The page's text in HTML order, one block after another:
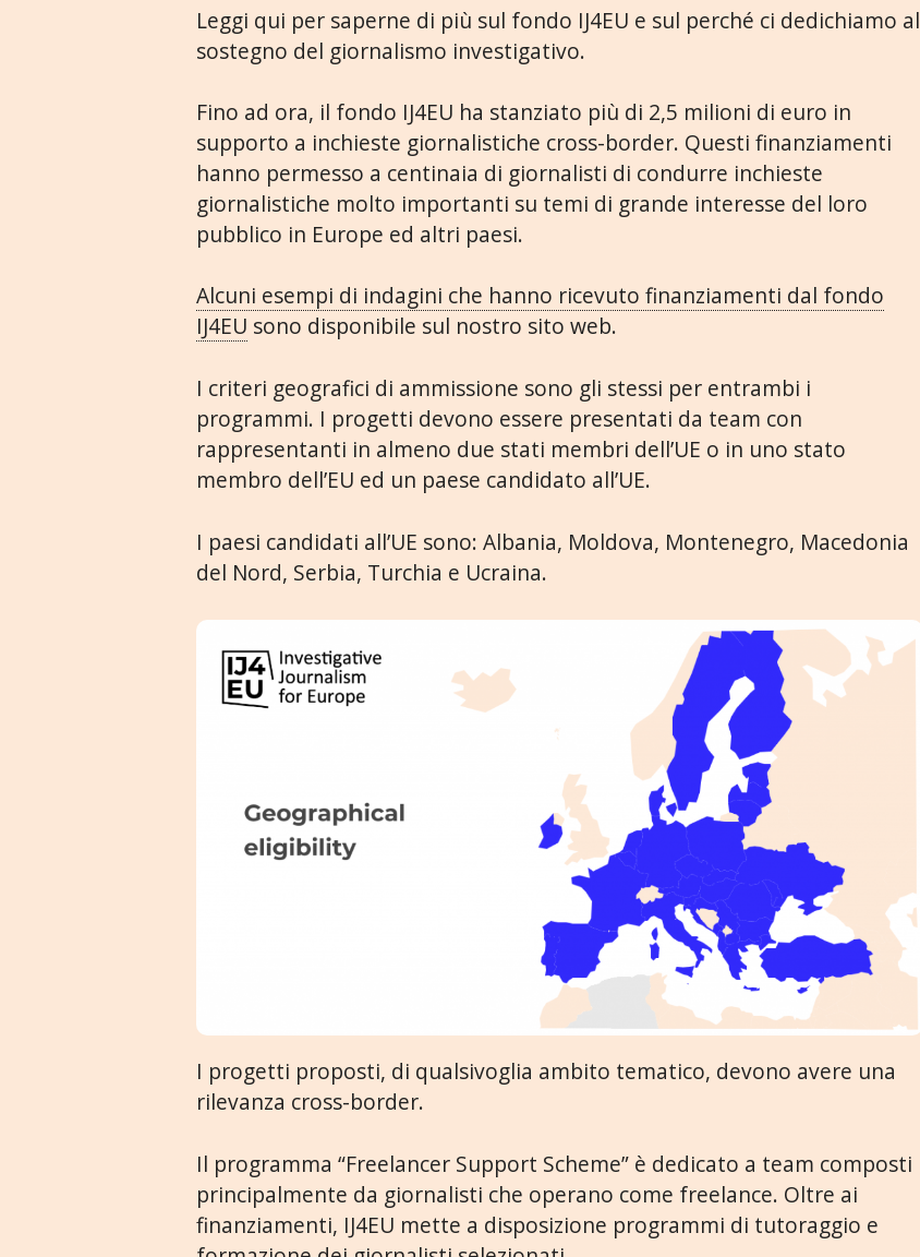
Leggi qui per saperne di più sul fondo IJ4EU e sul perché ci dedichiamo al
sostegno del giornalismo investigativo.
Fino ad ora, il fondo IJ4EU ha stanziato più di 2,5 milioni di euro in
supporto a inchieste giornalistiche cross-border. Questi finanziamenti
hanno permesso a centinaia di giornalisti di condurre inchieste
giornalistiche molto importanti su temi di grande interesse del loro
pubblico in Europe ed altri paesi.
Alcuni esempi di indagini che hanno ricevuto finanziamenti dal fondo
IJ4EU sono disponibile sul nostro sito web.
I criteri geografici di ammissione sono gli stessi per entrambi i
programmi. I progetti devono essere presentati da team con
rappresentanti in almeno due stati membri dell’UE o in uno stato
membro dell’EU ed un paese candidato all’UE.
I paesi candidati all’UE sono: Albania, Moldova, Montenegro, Macedonia
del Nord, Serbia, Turchia e Ucraina.
I progetti proposti, di qualsivoglia ambito tematico, devono avere una
rilevanza cross-border.
Il programma “Freelancer Support Scheme” è dedicato a team composti
principalmente da giornalisti che operano come freelance. Oltre ai
finanziamenti, IJ4EU mette a disposizione programmi di tutoraggio e